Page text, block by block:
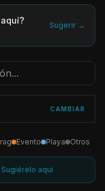
Sugerir →
CAMBIAR
Evento Playa Otros
aquí